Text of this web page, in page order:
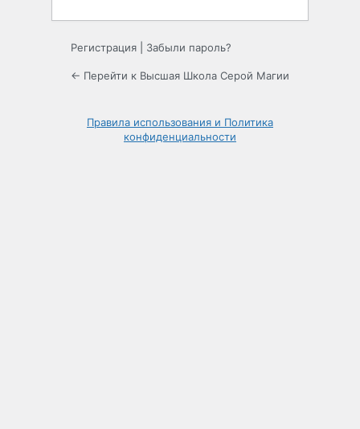
Регистрация Забыли пароль?
← Перейти к Высшая Школа Серой Магии
Правила использования и Политика
конфиденциальности